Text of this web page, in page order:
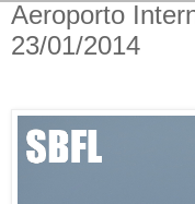
Aeroporto
23/01/2014